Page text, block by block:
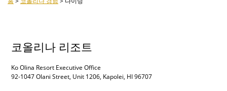
코올리나 리조트
Ko Olina Resort Executive Office
92-1047 Olani Street, Unit 1206, Kapolei, HI 96707